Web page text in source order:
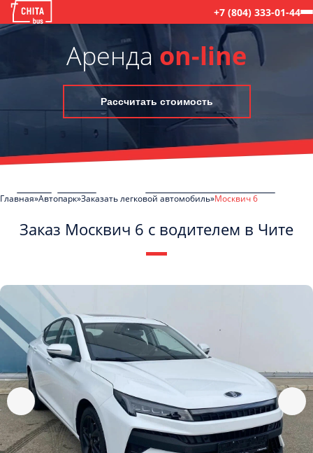
+7 (804) 333-01-44
Аренда on-line
Рассчитать стоимость
Главная Автопарк Заказать легковой автомобиль Москвич 6
Заказ Москвич 6 с водителем в Чите
обработку моих Персональных данных